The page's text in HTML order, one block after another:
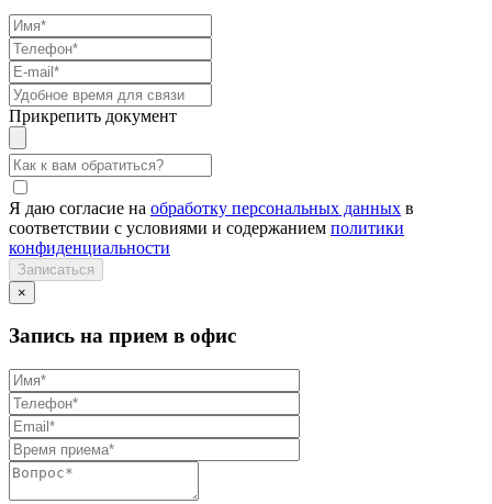
Прикрепить документ
Я даю согласие на обработку персональных данных в
соответствии с условиями и содержанием политики
конфиденциальности
×
Запись на прием в офис